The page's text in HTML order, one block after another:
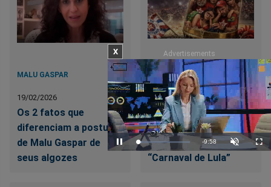
MALU GASPAR
19/02/2026
Os 2 fatos que
diferenciam a postura
de Malu Gaspar de
seus algozes
TSE
19/02/2026
PT quer usar o TSE
para punir quem
criticou o deprimente
“Carnaval de Lula”
Advertisements
Pause Loaded:
8.28%
Remaining
Time
-9:55 Unmute
X